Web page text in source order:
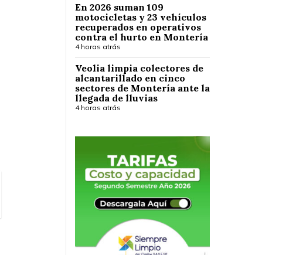
En 2026 suman 109
motocicletas y 23 vehículos
recuperados en operativos
contra el hurto en Montería
4 horas atrás
Veolia limpia colectores de
alcantarillado en cinco
sectores de Montería ante la
llegada de lluvias
4 horas atrás